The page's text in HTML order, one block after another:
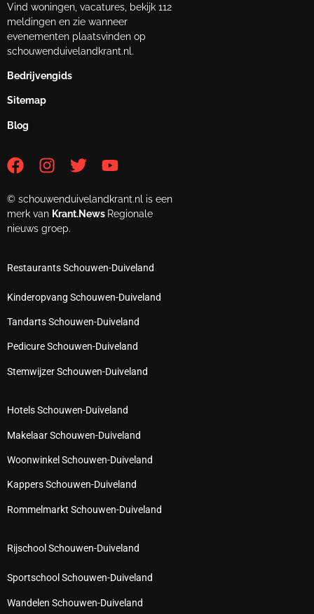
Vind woningen, vacatures, bekijk 112
meldingen en zie wanneer
evenementen plaatsvinden op
schouwenduivelandkrant.nl.
Bedrijvengids
Sitemap
Blog
© schouwenduivelandkrant.nl is een
merk van Krant.News Regionale
nieuws groep.
Restaurants Schouwen-Duiveland
Kinderopvang Schouwen-Duiveland
Tandarts Schouwen-Duiveland
Pedicure Schouwen-Duiveland
Stemwijzer Schouwen-Duiveland
Hotels Schouwen-Duiveland
Makelaar Schouwen-Duiveland
Woonwinkel Schouwen-Duiveland
Kappers Schouwen-Duiveland
Rommelmarkt Schouwen-Duiveland
Rijschool Schouwen-Duiveland
Sportschool Schouwen-Duiveland
Wandelen Schouwen-Duiveland